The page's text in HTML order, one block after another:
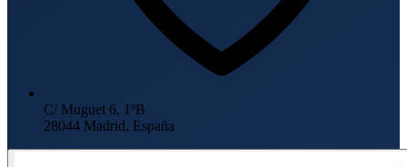
C/ Muguet 6, 1ºB
28044 Madrid, España